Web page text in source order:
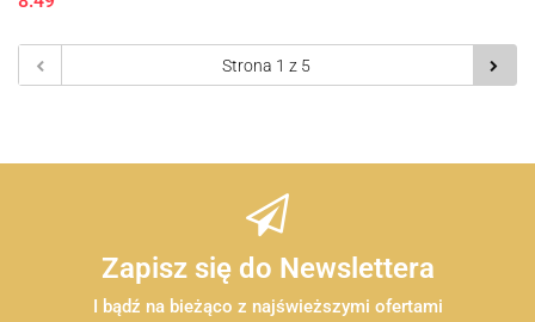
Zapisz się do Newslettera
I bądź na bieżąco z najświeższymi ofertami